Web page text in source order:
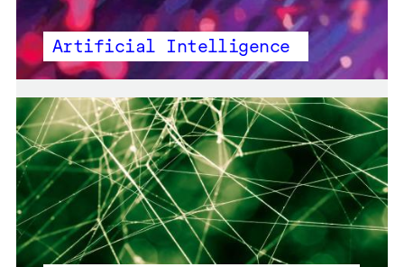
Artificial Intelligence